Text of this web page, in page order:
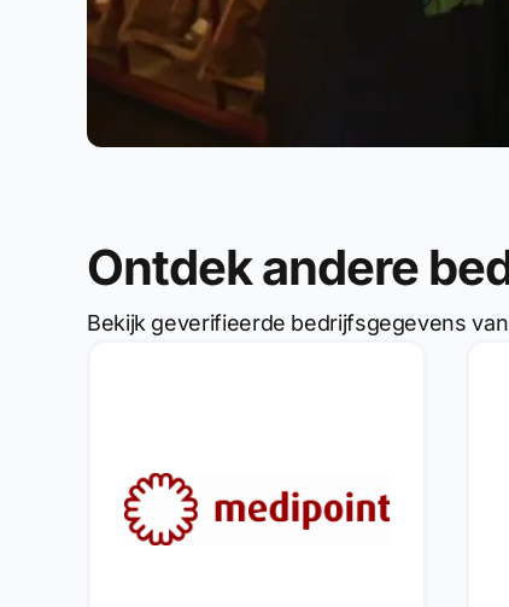
Ontdek andere
Bekijk geverifieerde bedrijfsgegevens